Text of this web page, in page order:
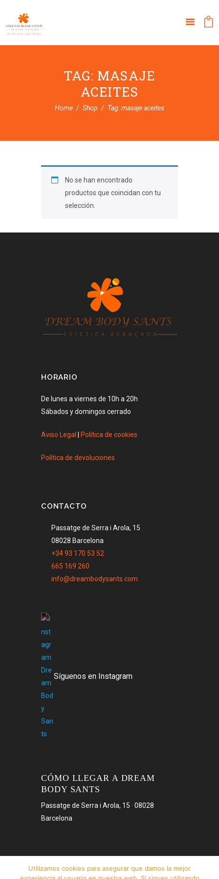
TAG: MASAJE
ACEITES
Home Shop Tag: masaje aceites
No se han encontrado
productos que coincidan con tu
selección.
HORARIO
De lunes a viernes de 10h a 20h
Sábados y domingos cerrado
Aviso Legal Política de cookies
Política de devoluciones
CONTACTO
Passatge de Serra i Arola, 15
08028 Barcelona
+34 93 170 53 52
665 169 260
info@dreambodysants.com
Síguenos en Instagram
CÓMO LLEGAR A DREAM
BODY SANTS
Passatge de Serra i Arola, 15 · 08028
Barcelona
Utilizamos cookies para asegurar que damos la mejor